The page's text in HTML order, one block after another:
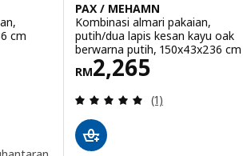
cm
daripada 5 bintang. Jumlah ulasan:
PAX / MEHAMN
Kombinasi almari pakaian,
putih/dua lapis kesan kayu oak
berwarna putih, 150x43x236 cm
RM2,265
Harga RM 2265
Ulasan: 5
(1)